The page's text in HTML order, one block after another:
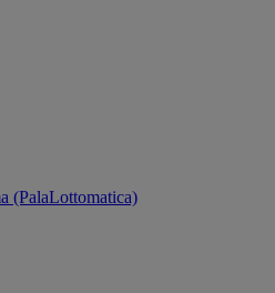
(PalaLottomatica)